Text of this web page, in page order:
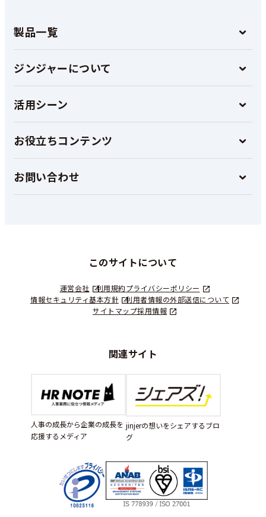
製品一覧
ジンジャーについて
活用シーン
お役立ちコンテンツ
お問い合わせ
このサイトについて
運営会社 利用規約プライバシーポリシー
情報セキュリティ基本方針
利用者情報の外部送信について
サイトマップ採用情報
関連サイト
人事の成長から企業の成長を
応援するメディア
jinjerの想いをシェアするブロ
グ